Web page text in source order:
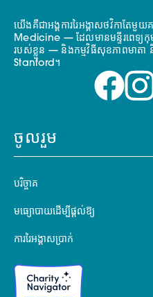
យើងគឺជាអង្គការរៃអង្គាសថវិកាតែ
Medicine — ដែលមានមន្ទីរពេទ្យ
របស់ខ្លួន — និងកម្មវិធីសុខភាពមាតា និ
Stanford។
ចូលរួម
បរិច្ចាគ
មធ្យោបាយដើម្បីផ្តល់ឱ្យ
ការរៃអង្គាសប្រាក់